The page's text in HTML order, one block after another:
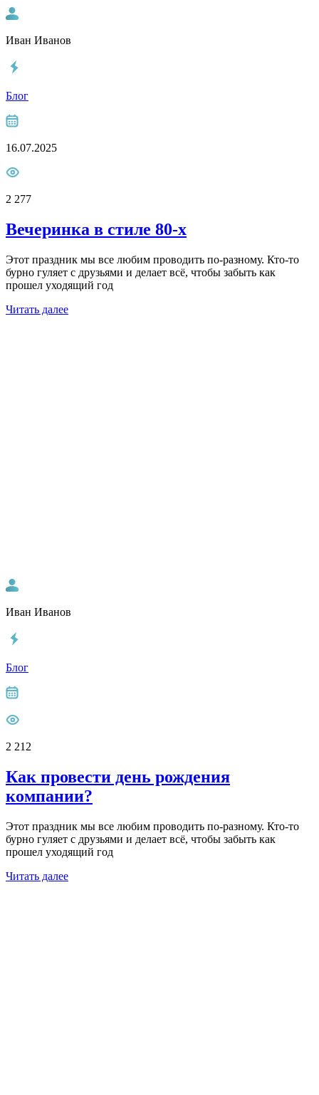
Иван Иванов
Блог
16.07.2025
2 277
Вечеринка в стиле 80-х
Этот праздник мы все любим проводить по-разному. Кто-то
бурно гуляет с друзьями и делает всё, чтобы забыть как
прошел уходящий год
Читать далее
Иван Иванов
Блог
2 212
Как провести день рождения
компании?
Этот праздник мы все любим проводить по-разному. Кто-то
бурно гуляет с друзьями и делает всё, чтобы забыть как
прошел уходящий год
Читать далее